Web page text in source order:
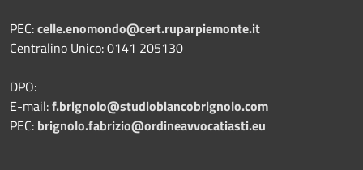
PEC:celle.enomondo@cert.ruparpiemonte.it
Centralino Unico: 0141 205130
DPO:
E-mail:f.brignolo@studiobiancobrignolo.com
PEC: brignolo.fabrizio@ordineavvocatiasti.eu